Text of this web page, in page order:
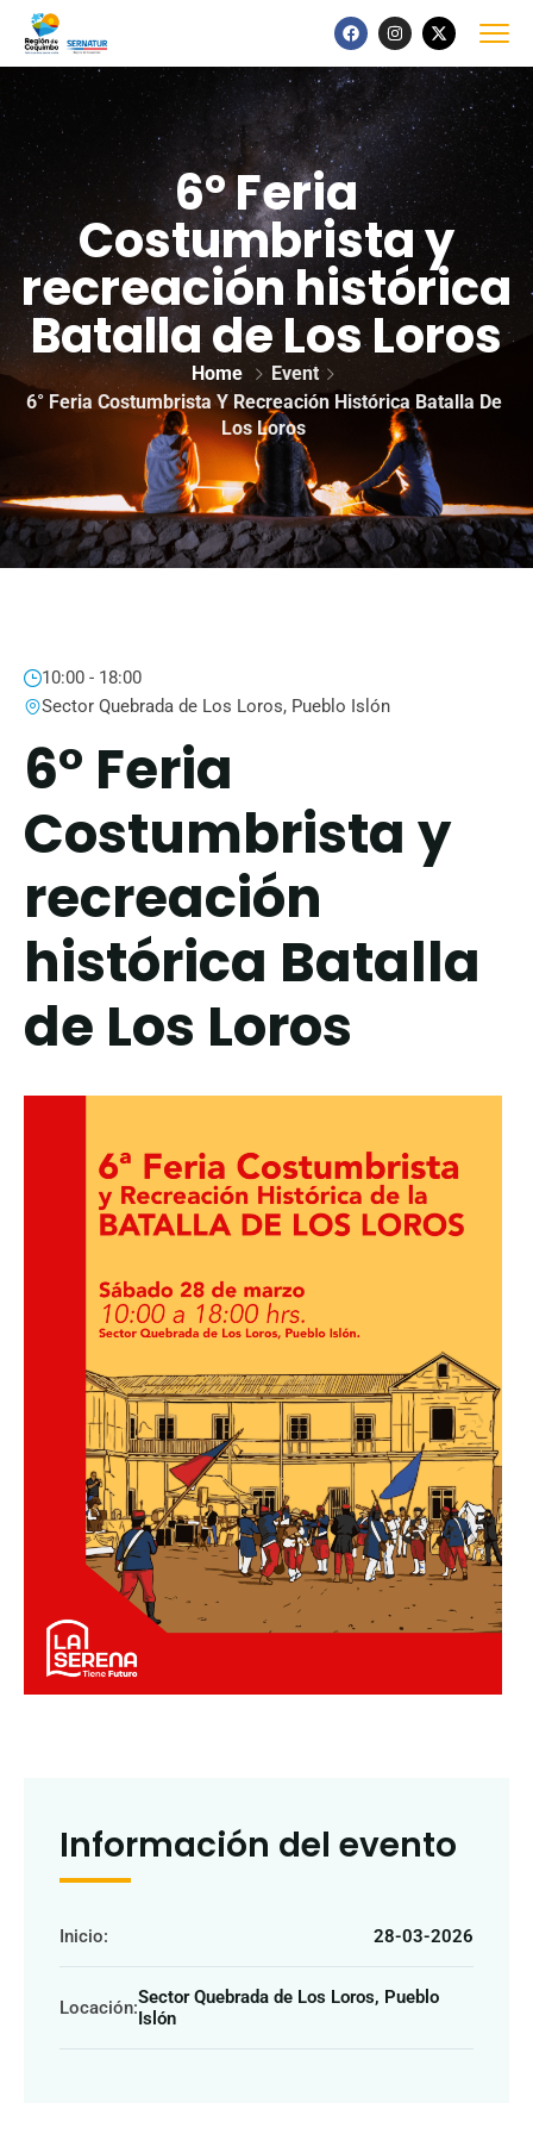
6° Feria
Costumbrista y
recreación histórica
Batalla de Los Loros
Home
Event
6° Feria Costumbrista Y Recreación Histórica Batalla De
Los Loros
10:00 - 18:00
Sector Quebrada de Los Loros, Pueblo Islón
6° Feria
Costumbrista y
recreación
histórica Batalla
de Los Loros
Información del evento
Inicio: 28-03-2026
Locación:Sector Quebrada de Los Loros, Pueblo
Islón